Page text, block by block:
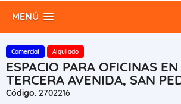
MENÚ
Comercial Alquilado
ESPACIO PARA OFICINAS
TERCERA AVENIDA, SAN
Código. 2702216